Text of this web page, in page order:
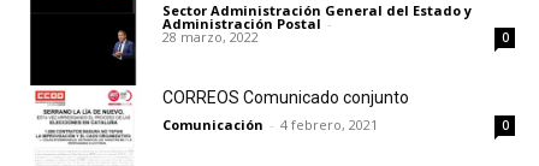
Sector Administración General del Estado y
Administración Postal -
28 marzo, 2022 0
CORREOS Comunicado conjunto
Comunicación - 4 febrero, 2021 0